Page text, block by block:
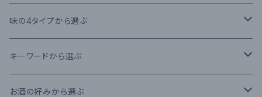
本格芋焼酎
本格麦焼酎
原酒
大石酒造場
木下醸造所
寿福酒造場
味の4タイプから選ぶ
フレーバータイプ
ライトタイプ
キーワードから選ぶ
減圧蒸留法
お酒の好みから選ぶ